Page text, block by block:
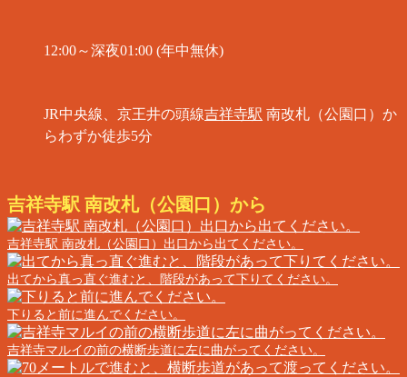
12:00～深夜01:00 (年中無休)
JR中央線、京王井の頭線吉祥寺駅 南改札（公園口）か
らわずか徒歩5分
吉祥寺駅 南改札（公園口）から
吉祥寺駅 南改札（公園口）出口から出てください。
出てから真っ直ぐ進むと、階段があって下りてください。
下りると前に進んでください。
吉祥寺マルイの前の横断歩道に左に曲がってください。